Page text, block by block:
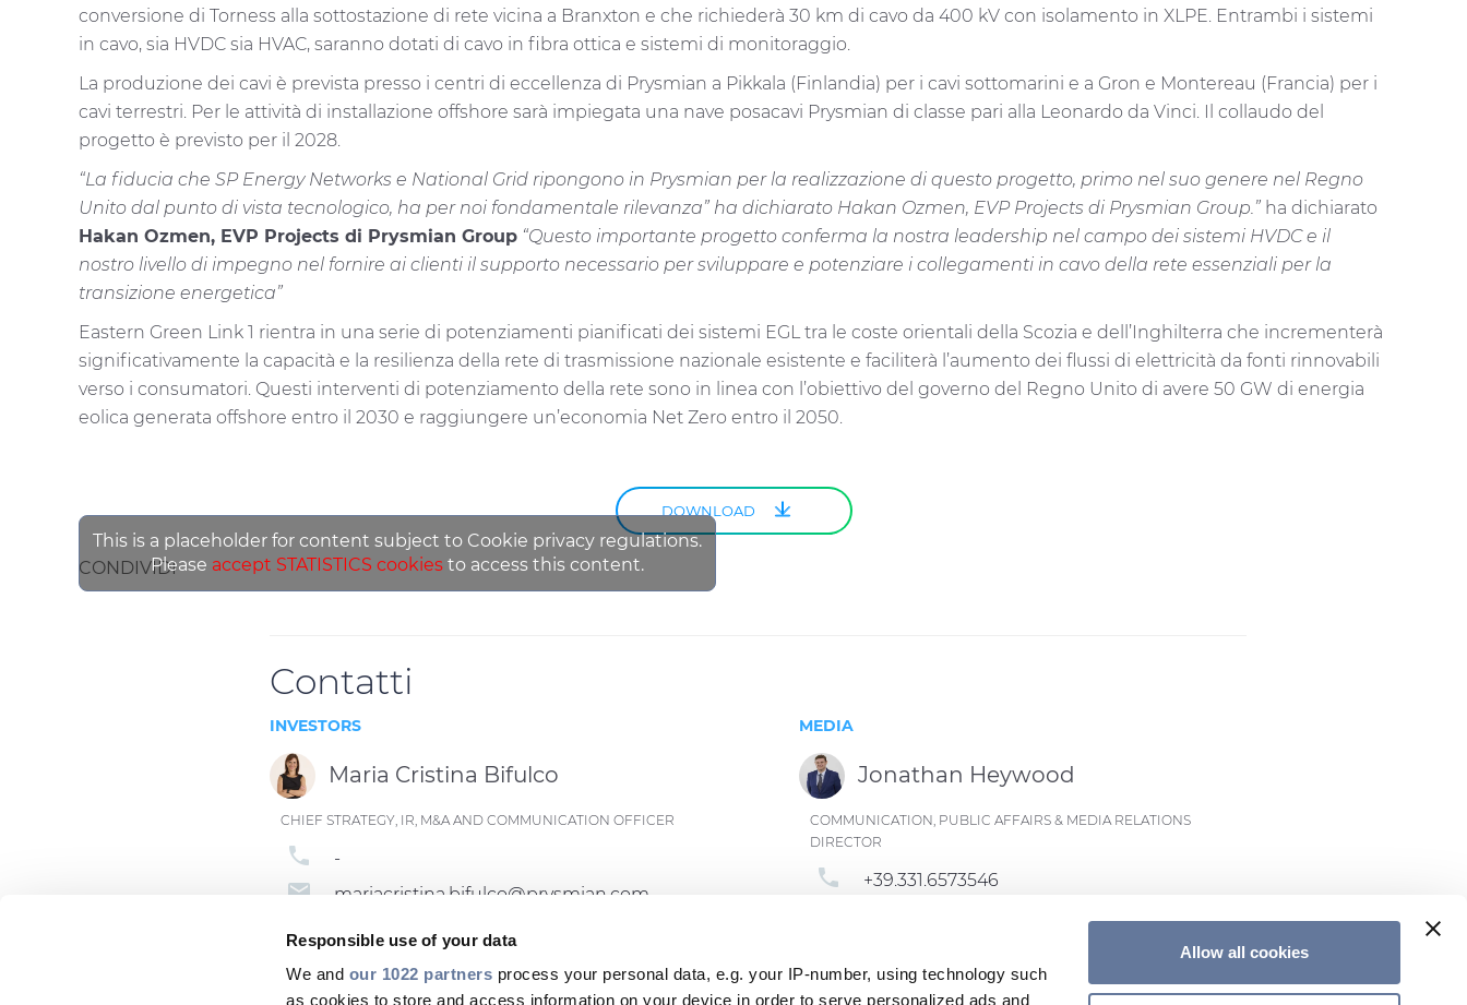
Responsible use of your data
We and our 1022 partners process your personal data, e.g. your IP-number, using technology such
as cookies to store and access information on your device in order to serve personalized ads and
Allow all cookies
conversione di Torness alla sottostazione di rete vicina a Branxton e che richiederà 30 km di cavo da 400 kV con isolamento in XLPE. Entrambi i sistemi
in cavo, sia HVDC sia HVAC, saranno dotati di cavo in fibra ottica e sistemi di monitoraggio.
La produzione dei cavi è prevista presso i centri di eccellenza di Prysmian a Pikkala (Finlandia) per i cavi sottomarini e a Gron e Montereau (Francia) per i
cavi terrestri. Per le attività di installazione offshore sarà impiegata una nave posacavi Prysmian di classe pari alla Leonardo da Vinci. Il collaudo del
progetto è previsto per il 2028.
“La fiducia che SP Energy Networks e National Grid ripongono in Prysmian per la realizzazione di questo progetto, primo nel suo genere nel Regno
Unito dal punto di vista tecnologico, ha per noi fondamentale rilevanza” ha dichiarato Hakan Ozmen, EVP Projects di Prysmian Group.” ha dichiarato
Hakan Ozmen, EVP Projects di Prysmian Group “Questo importante progetto conferma la nostra leadership nel campo dei sistemi HVDC e il
nostro livello di impegno nel fornire ai clienti il supporto necessario per sviluppare e potenziare i collegamenti in cavo della rete essenziali per la
transizione energetica”
Eastern Green Link 1 rientra in una serie di potenziamenti pianificati dei sistemi EGL tra le coste orientali della Scozia e dell’Inghilterra che incrementerà
significativamente la capacità e la resilienza della rete di trasmissione nazionale esistente e faciliterà l’aumento dei flussi di elettricità da fonti rinnovabili
verso i consumatori. Questi interventi di potenziamento della rete sono in linea con l’obiettivo del governo del Regno Unito di avere 50 GW di energia
eolica generata offshore entro il 2030 e raggiungere un’economia Net Zero entro il 2050.
DOWNLOAD
CONDIVIDI
This is a placeholder for content subject to Cookie privacy regulations.
Please accept STATISTICS cookies to access this content.
Contatti
INVESTORS
Maria Cristina Bifulco
CHIEF STRATEGY, IR, M&A AND COMMUNICATION OFFICER
phone -
email mariacristina.bifulco@prysmian.com
MEDIA
Jonathan Heywood
COMMUNICATION, PUBLIC AFFAIRS & MEDIA RELATIONS
DIRECTOR
phone +39.331.6573546
jonathan.heywood@prysmian.com